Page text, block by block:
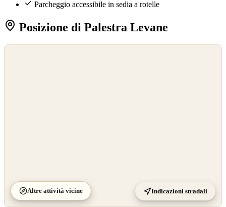
Parcheggio accessibile in sedia a rotelle
Posizione di Palestra Levane
Altre attività vicine Indicazioni stradali